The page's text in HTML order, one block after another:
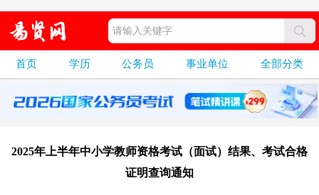
首页 学历 公务员 事业单位 全部分类
2025年上半年中小学教师资格考试（面试）结果、考试合格
证明查询通知